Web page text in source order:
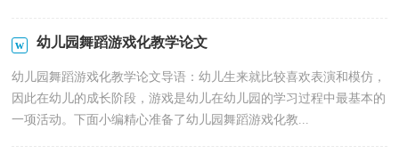
幼儿园舞蹈游戏化教学论文
幼儿园舞蹈游戏化教学论文导语：幼儿生来就比较喜欢表演和模仿，
因此在幼儿的成长阶段，游戏是幼儿在幼儿园的学习过程中最基本的
一项活动。下面小编精心准备了幼儿园舞蹈游戏化教...